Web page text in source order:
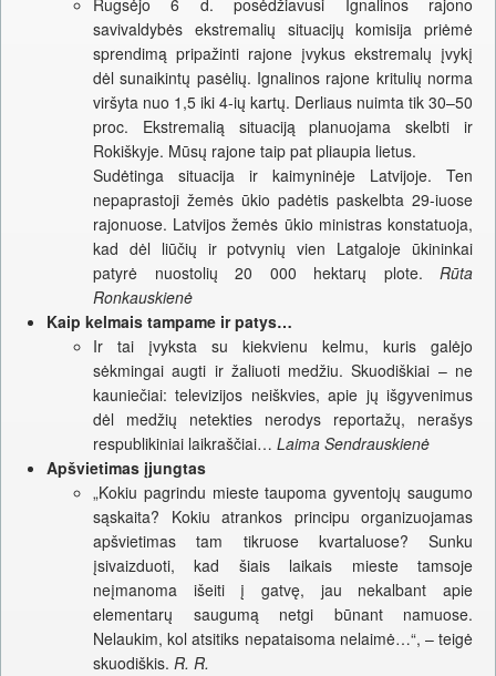
Rugsėjo 6 d. posėdžiavusi Ignalinos rajono
savivaldybės ekstremalių situacijų komisija priėmė
sprendimą pripažinti rajone įvykus ekstremalų įvykį
dėl sunaikintų pasėlių. Ignalinos rajone kritulių norma
viršyta nuo 1,5 iki 4-ių kartų. Derliaus nuimta tik 30–50
proc. Ekstremalią situaciją planuojama skelbti ir
Rokiškyje. Mūsų rajone taip pat pliaupia lietus.
Sudėtinga situacija ir kaimyninėje Latvijoje. Ten
nepaprastoji žemės ūkio padėtis paskelbta 29-iuose
rajonuose. Latvijos žemės ūkio ministras konstatuoja,
kad dėl liūčių ir potvynių vien Latgaloje ūkininkai
patyrė nuostolių 20 000 hektarų plote. Rūta
Ronkauskienė
Kaip kelmais tampame ir patys…
Ir tai įvyksta su kiekvienu kelmu, kuris galėjo
sėkmingai augti ir žaliuoti medžiu. Skuodiškiai – ne
kauniečiai: televizijos neiškvies, apie jų išgyvenimus
dėl medžių netekties nerodys reportažų, nerašys
respublikiniai laikraščiai… Laima Sendrauskienė
Apšvietimas įjungtas
„Kokiu pagrindu mieste taupoma gyventojų saugumo
sąskaita? Kokiu atrankos principu organizuojamas
apšvietimas tam tikruose kvartaluose? Sunku
įsivaizduoti, kad šiais laikais mieste tamsoje
neįmanoma išeiti į gatvę, jau nekalbant apie
elementarų saugumą netgi būnant namuose.
Nelaukim, kol atsitiks nepataisoma nelaimė…“, – teigė
skuodiškis. R. R.